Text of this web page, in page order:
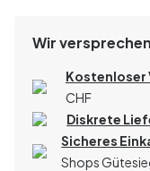
Wir versprechen
Kostenloser
CHF
Diskrete
Sicheres
Shops